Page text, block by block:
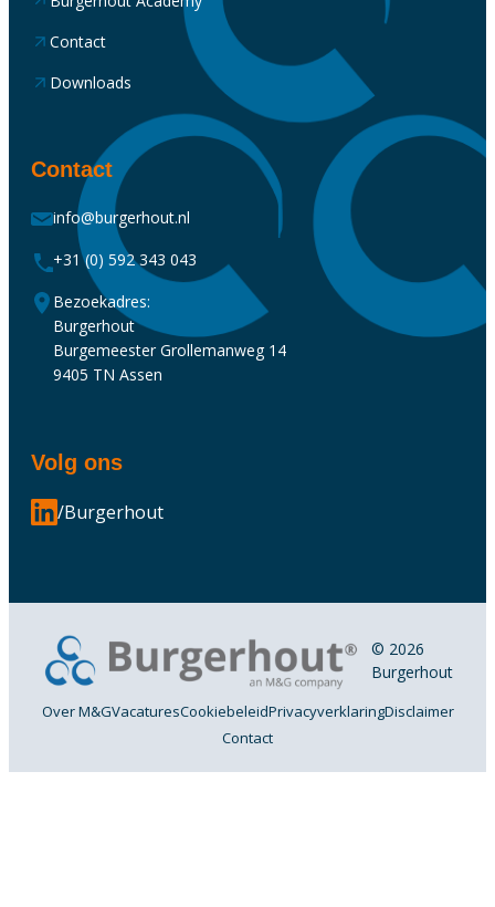
Contact
Downloads
Contact
info@burgerhout.nl
+31 (0) 592 343 043
Bezoekadres:
Burgerhout
Burgemeester Grollemanweg 14
9405 TN Assen
Volg ons
/Burgerhout
© 2026
Burgerhout
Over M&GVacaturesCookiebeleidPrivacyverklaringDisclaimer
Contact